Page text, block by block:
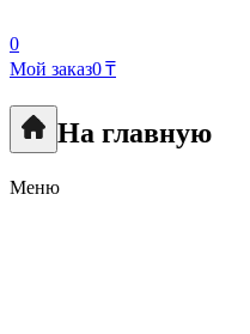
0
Мой заказ0 ₸
На главную
Меню